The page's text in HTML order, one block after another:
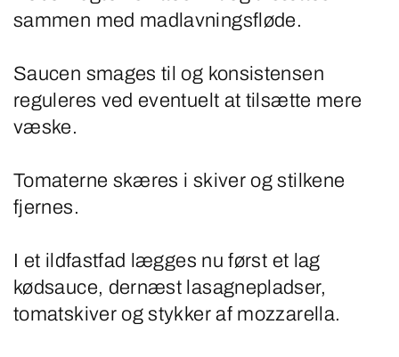
sammen med madlavningsfløde.
Saucen smages til og konsistensen
reguleres ved eventuelt at tilsætte mere
væske.
Tomaterne skæres i skiver og stilkene
fjernes.
I et ildfastfad lægges nu først et lag
kødsauce, dernæst lasagnepladser,
tomatskiver og stykker af mozzarella.